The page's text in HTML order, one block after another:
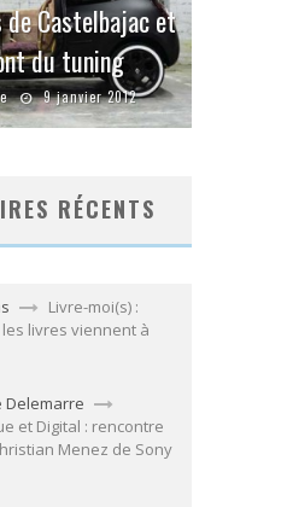
de Castelbajac et
du tuning
9 janvier 2012
RÉCENTS
Livre-moi(s) :
livres viennent à
Delemarre
et Digital : rencontre
Menez de Sony